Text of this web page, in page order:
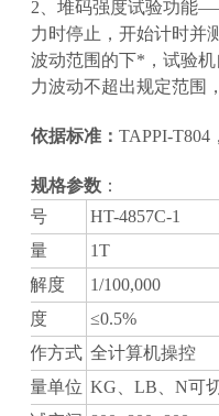
2、堆码强度试验功能
力时停止，开始计时并
波动范围的下*，试验
力波动不超出规定范围
依据标准： TAPPI-T804
规格参数 ：
型号
HT-4857C-1
容量
1T
分解度
1/100,000
精度
≤0.5%
操作方式 全计算机操控
力量单位 KG LB N可